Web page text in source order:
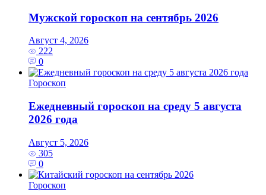
Мужской гороскоп на сентябрь 2026
Август 4, 2026
222
0
Гороскоп
Ежедневный гороскоп на среду 5 августа
2026 года
Август 5, 2026
305
0
Гороскоп